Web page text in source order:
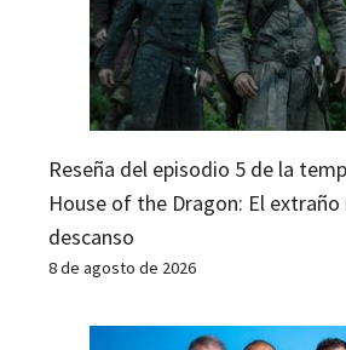
Reseña del episodio 5 de la
House of the Dragon: El
descanso
8 de agosto de 2026